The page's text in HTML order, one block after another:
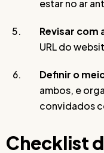
estar no ar
Revisar com
URL do
Definir o
ambos, e
convidados
Checklist